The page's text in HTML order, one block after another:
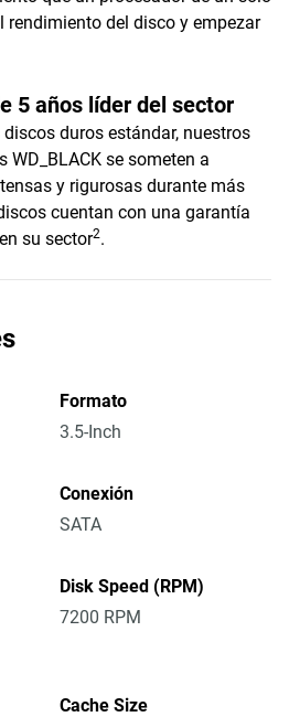
rendimiento del disco y empezar
5 años líder del sector
duros estándar, nuestros
se someten a
y rigurosas durante más
cuentan con una garantía
su sector2.
Formato
3.5-Inch
Conexión
SATA
Disk Speed (RPM)
7200 RPM
Cache Size